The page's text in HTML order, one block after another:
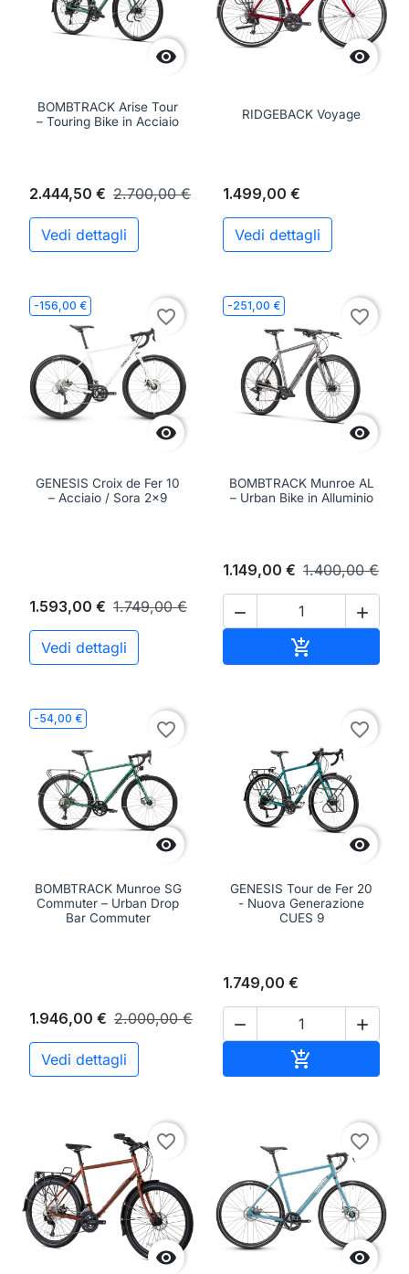

BOMBTRACK Arise Tour
– Touring Bike in Acciaio
2.444,50 € 2.700,00 €
Vedi dettagli

RIDGEBACK Voyage
1.499,00 €
Vedi dettagli
-156,00 €

favorite_border
GENESIS Croix de Fer 10
– Acciaio / Sora 2x9
1.593,00 € 1.749,00 €
Vedi dettagli
-251,00 €

favorite_border
BOMBTRACK Munroe AL
– Urban Bike in Alluminio
1.149,00 € 1.400,00 €
 

-54,00 €

favorite_border
BOMBTRACK Munroe SG
Commuter – Urban Drop
Bar Commuter
1.946,00 € 2.000,00 €
Vedi dettagli

favorite_border
GENESIS Tour de Fer 20
- Nuova Generazione
CUES 9
1.749,00 €
 


favorite_border

favorite_border